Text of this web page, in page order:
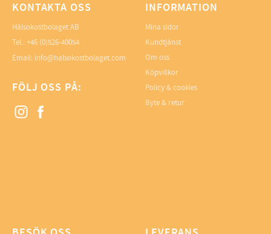
KONTAKTA OSS
Hälsokostbolaget AB
Tel.: +46 (0)526-40054
Email: info@halsokostbolaget.com
FÖLJ OSS PÅ:
INFORMATION
Mina sidor
Kundtjänst
Om oss
Köpvillkor
Policy & cookies
Byte & retur